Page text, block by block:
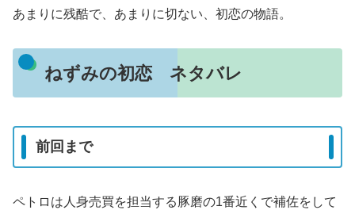
あまりに残酷で、あまりに切ない、初恋の物語。
ねずみの初恋 ネタバレ
前回まで
ペトロは人身売買を担当する豚磨の1番近くで補佐をして